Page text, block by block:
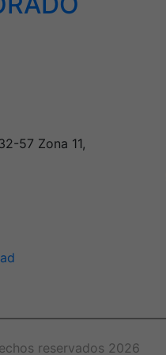
57 Zona 11,
reservados 2026